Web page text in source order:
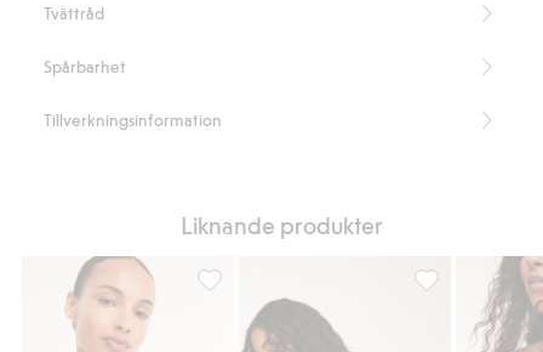
Smala axelband
Del av ett set
Artikelnummer
: 448126
Tvättråd
Spårbarhet
Tillverkningsinformation
Liknande produkter
Bh-topp i bomullsmix, Lägg till i favoriter
Linne i